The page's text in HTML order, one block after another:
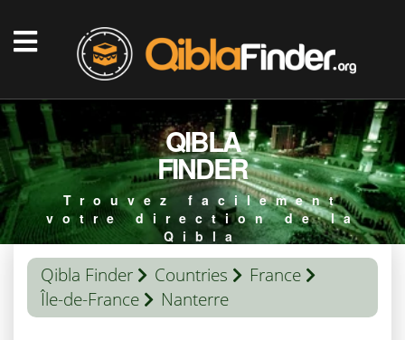
QIBLA
FINDER
Trouvez facilement
votre direction de la
Qibla
Qibla Finder Countries
France
Île-de-France
Nanterre